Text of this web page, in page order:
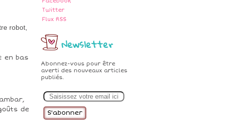
Twitter
Flux RSS
Newsletter
Abonnez-vous pour être
averti des nouveaux articles
publiés.
m
robot,
en bas
de